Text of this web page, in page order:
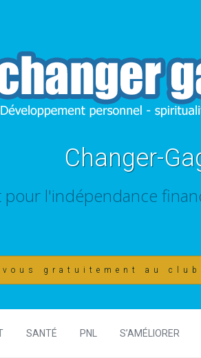
Changer-
pour l'indépendance
gratuitement au club
SANTÉ PNL S’AMÉLIORER